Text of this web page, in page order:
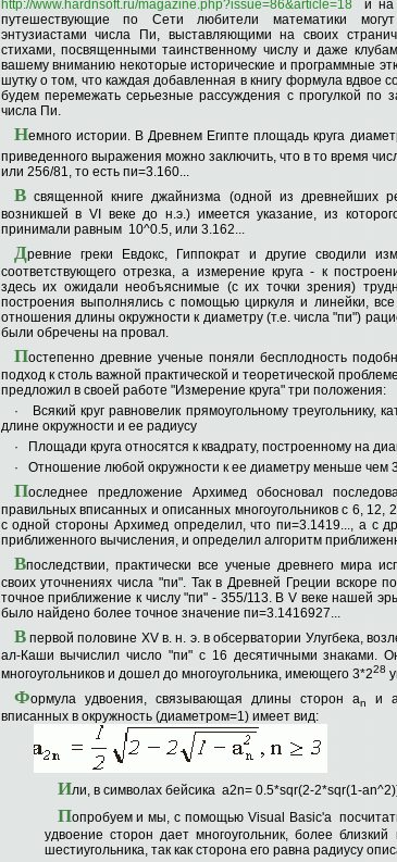
http://www.hardnsoft.ru/magazine.php?issue=86&article=18 и
путешествующие по Сети любители математики могут
энтузиастами числа Пи, выставляющими на своих
стихами, посвященными таинственному числу и даже
вашему вниманию некоторые исторические и программные
шутку о том, что каждая добавленная в книгу формула вдвое
будем перемежать серьезные рассуждения с прогулкой по
числа Пи.
Немного истории. В Древнем Египте площадь круга
приведенного выражения можно заключить, что в то время
или 256/81, то есть пи=3.160...
Всвященной книге джайнизма (одной из древнейших
возникшей в VI веке до н.э.) имеется указание, из
принимали равным 10^0.5, или 3.162...
Древние греки Евдокс, Гиппократ и другие сводили
соответствующего отрезка, а измерение круга - к
здесь их ожидали необъяснимые (с их точки зрения)
построения выполнялись с помощью циркуля и линейки,
отношения длины окружности к диаметру (т.е. числа "пи")
были обречены на провал.
Постепенно древние ученые поняли бесплодность
подход к столь важной практической и теоретической
предложил в своей работе "Измерение круга" три положения:
· Всякий круг равновелик прямоугольному треугольнику,
длине окружности и ее радиусу
· Площади круга относятся к квадрату, построенному на
· Отношение любой окружности к ее диаметру меньше чем
Последнее предложение Архимед обосновал
правильных вписанных и описанных многоугольников с 6, 12,
с одной стороны Архимед определил, что пи=3.1419..., а с
приближенного вычисления, и определил алгоритм
Впоследствии, практически все ученые древнего мира
своих уточнениях числа "пи". Так в Древней Греции вскоре
точное приближение к числу "пи" - 355/113. В V веке нашей
было найдено более точное значение пи=3.1416927...
Впервой половине XV в. н. э. в обсерватории Улугбека,
ал-Каши вычислил число "пи" с 16 десятичными знаками.
многоугольников и дошел до многоугольника, имеющего 3*228
Формула удвоения, связывающая длины сторон an и
вписанных в окружность (диаметром=1) имеет вид:
Или, в символах бейсика a2n= 0.5*sqr(2-2*sqr(1-
Попробуем и мы, с помощью Visual Basic'a
удвоение сторон дает многоугольник, более
шестиугольника, так как сторона его равна радиусу